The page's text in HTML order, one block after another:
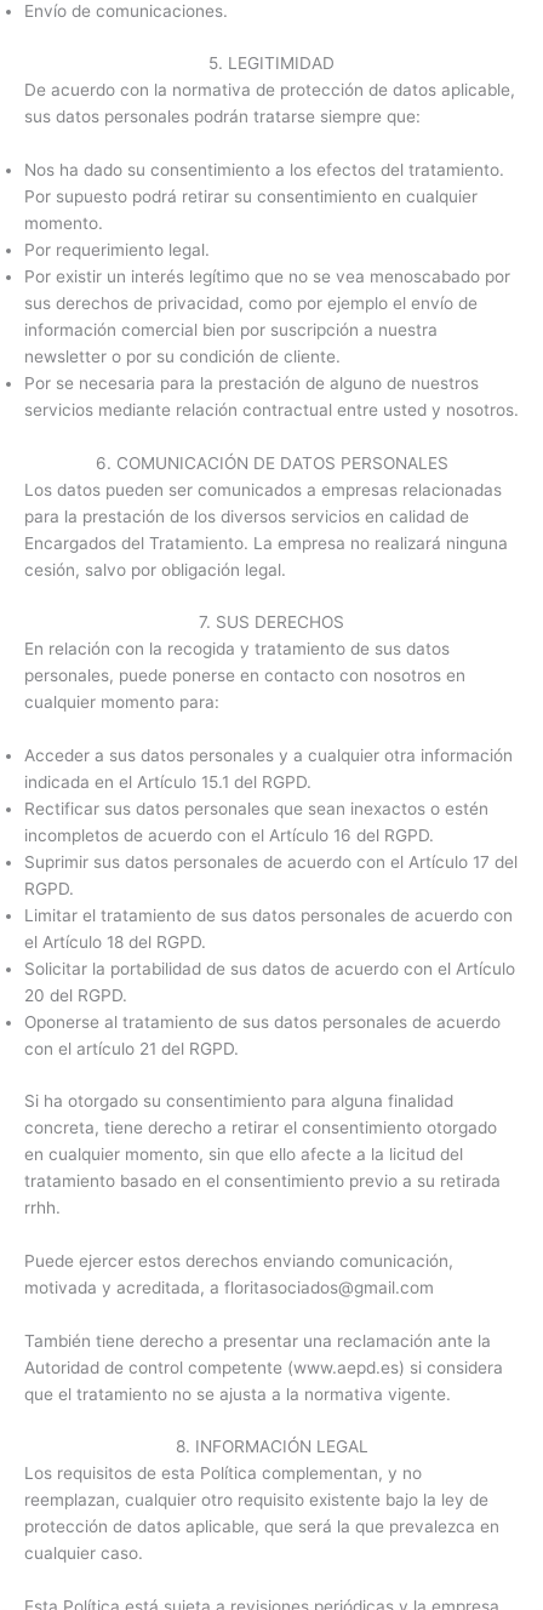
Envío de comunicaciones.
5. LEGITIMIDAD
De acuerdo con la normativa de protección de datos aplicable,
sus datos personales podrán tratarse siempre que:
Nos ha dado su consentimiento a los efectos del tratamiento.
Por supuesto podrá retirar su consentimiento en cualquier
momento.
Por requerimiento legal.
Por existir un interés legítimo que no se vea menoscabado por
sus derechos de privacidad, como por ejemplo el envío de
información comercial bien por suscripción a nuestra
newsletter o por su condición de cliente.
Por se necesaria para la prestación de alguno de nuestros
servicios mediante relación contractual entre usted y nosotros.
6. COMUNICACIÓN DE DATOS PERSONALES
Los datos pueden ser comunicados a empresas relacionadas
para la prestación de los diversos servicios en calidad de
Encargados del Tratamiento. La empresa no realizará ninguna
cesión, salvo por obligación legal.
7. SUS DERECHOS
En relación con la recogida y tratamiento de sus datos
personales, puede ponerse en contacto con nosotros en
cualquier momento para:
Acceder a sus datos personales y a cualquier otra información
indicada en el Artículo 15.1 del RGPD.
Rectificar sus datos personales que sean inexactos o estén
incompletos de acuerdo con el Artículo 16 del RGPD.
Suprimir sus datos personales de acuerdo con el Artículo 17 del
RGPD.
Limitar el tratamiento de sus datos personales de acuerdo con
el Artículo 18 del RGPD.
Solicitar la portabilidad de sus datos de acuerdo con el Artículo
20 del RGPD.
Oponerse al tratamiento de sus datos personales de acuerdo
con el artículo 21 del RGPD.
Si ha otorgado su consentimiento para alguna finalidad
concreta, tiene derecho a retirar el consentimiento otorgado
en cualquier momento, sin que ello afecte a la licitud del
tratamiento basado en el consentimiento previo a su retirada
rrhh.
Puede ejercer estos derechos enviando comunicación,
motivada y acreditada, a floritasociados@gmail.com
También tiene derecho a presentar una reclamación ante la
Autoridad de control competente (www.aepd.es) si considera
que el tratamiento no se ajusta a la normativa vigente.
8. INFORMACIÓN LEGAL
Los requisitos de esta Política complementan, y no
reemplazan, cualquier otro requisito existente bajo la ley de
protección de datos aplicable, que será la que prevalezca en
cualquier caso.